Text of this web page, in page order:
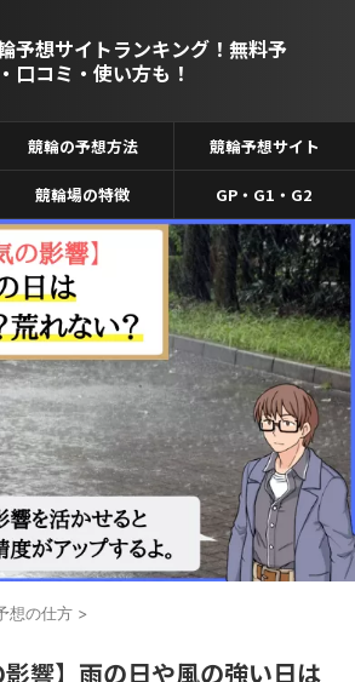
予想サイトランキング！無料予
口コミ・使い方も！
競輪の予想方法 競輪予想サイト
競輪場の特徴 GP・G1・G2
想の仕方 >
影響】雨の日や風の強い日は